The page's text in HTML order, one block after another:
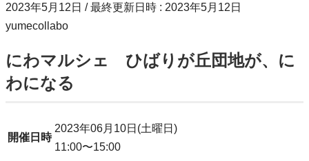
2023年5月12日 / 最終更新日時 : 2023年5月12日
yumecollabo
にわマルシェ ひばりが丘団地が、に
わになる
開催日時
2023年06月10日(土曜日)
11:00〜15:00